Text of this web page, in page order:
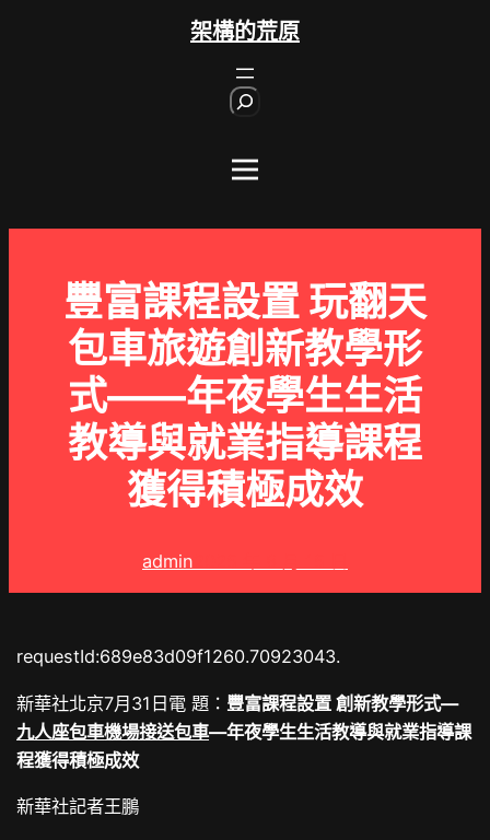
架構的荒原
豐富課程設置 玩翻天
包車旅遊創新教學形
式——年夜學生生活
教導與就業指導課程
獲得積極成效
admin
requestId:689e83d09f1260.70923043.
新華社北京7月31日電 題： 豐富課程設置 創新教學形式—
九人座包車機場接送包車—年夜學生生活教導與就業指導課
程獲得積極成效
新華社記者王鵬